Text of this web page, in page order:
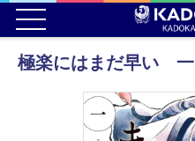
極楽にはまだ早い 一